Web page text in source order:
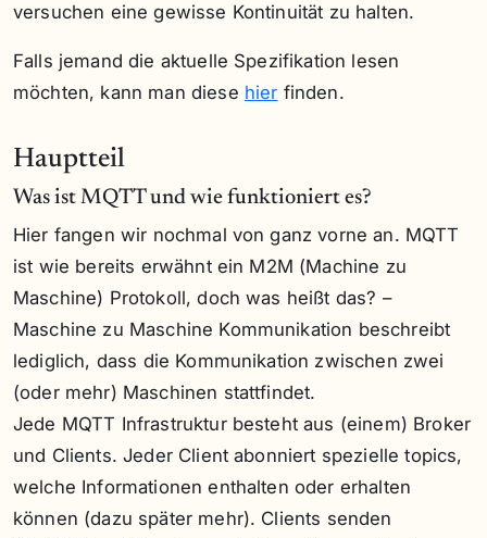
versuchen eine gewisse Kontinuität zu halten.
Falls jemand die aktuelle Spezifikation lesen
möchten, kann man diese hier finden.
Hauptteil
Was ist MQTT und wie funktioniert es?
Hier fangen wir nochmal von ganz vorne an. MQTT
ist wie bereits erwähnt ein M2M (Machine zu
Maschine) Protokoll, doch was heißt das? –
Maschine zu Maschine Kommunikation beschreibt
lediglich, dass die Kommunikation zwischen zwei
(oder mehr) Maschinen stattfindet.
Jede MQTT Infrastruktur besteht aus (einem) Broker
und Clients. Jeder Client abonniert spezielle topics,
welche Informationen enthalten oder erhalten
können (dazu später mehr). Clients senden